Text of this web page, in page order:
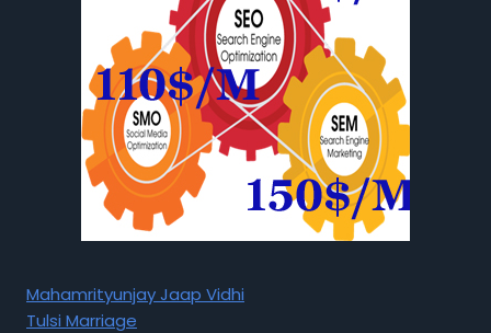
Mahamrityunjay Jaap Vidhi
Tulsi Marriage